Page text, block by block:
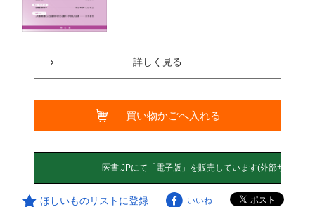
詳しく見る
買い物かごへ入れる
ほしいものリストに登録 いいね